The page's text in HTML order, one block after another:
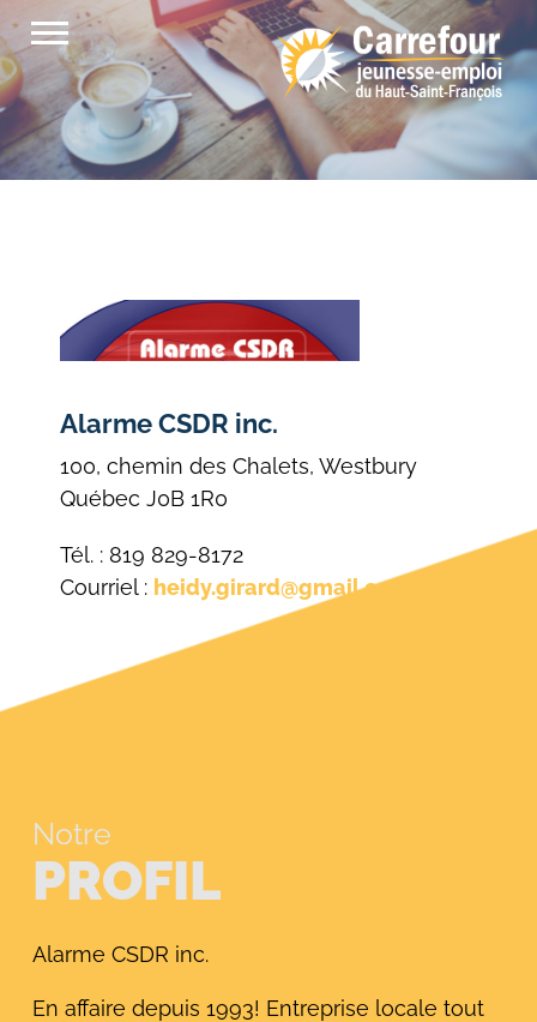
Passer
au
contenu
Alarme CSDR inc.
100, chemin des Chalets, Westbury
Québec J0B 1R0
Tél. : 819 829-8172
Courriel : heidy.girard@gmail.com
Notre
PROFIL
Alarme CSDR inc.
En affaire depuis 1993! Entreprise locale tout